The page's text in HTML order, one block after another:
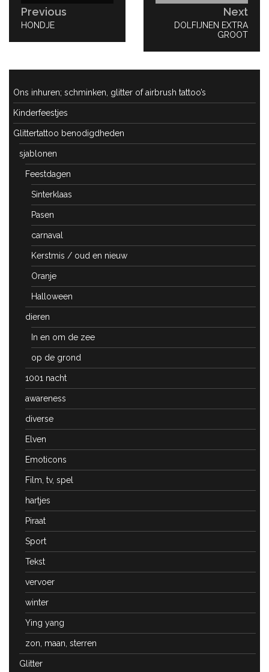
Previous
PREVIOUS
HONDJE
Next
NEXT
DOLFIJNEN EXTRA
GROOT
Ons inhuren; schminken, glitter of airbrush tattoo’s
Kinderfeestjes
Glittertattoo benodigdheden
sjablonen
Feestdagen
Sinterklaas
Pasen
carnaval
Kerstmis / oud en nieuw
Oranje
Halloween
dieren
In en om de zee
op de grond
1001 nacht
awareness
diverse
Elven
Emoticons
Film, tv, spel
hartjes
Piraat
Sport
Tekst
vervoer
winter
Ying yang
zon, maan, sterren
Glitter